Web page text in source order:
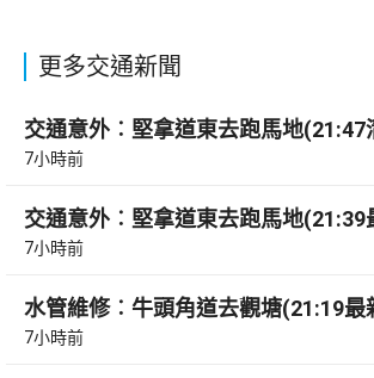
更多交通新聞
交通意外︰堅拿道東去跑馬地(21:47
7小時前
交通意外︰堅拿道東去跑馬地(21:39
7小時前
水管維修︰牛頭角道去觀塘(21:19最
7小時前